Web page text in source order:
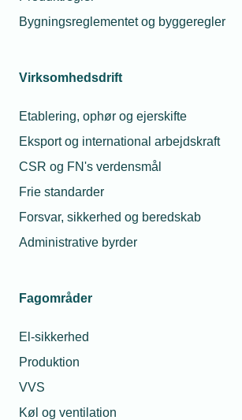
Bygningsreglementet og byggeregler
Virksomhedsdrift
Etablering, ophør og ejerskifte
Eksport og international arbejdskraft
CSR og FN's verdensmål
Frie standarder
Forsvar, sikkerhed og beredskab
Administrative byrder
Fagområder
El-sikkerhed
Produktion
VVS
Køl og ventilation